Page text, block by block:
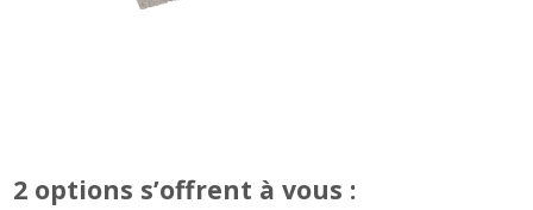
2 options s’offrent à vous :